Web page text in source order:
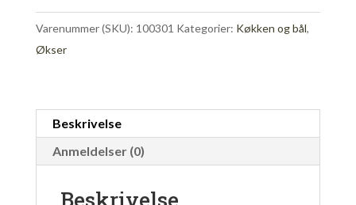
antal
Varenummer (SKU): 100301 Kategorier: Køkken og bål,
Økser
Beskrivelse
Anmeldelser (0)
Beskrivelse